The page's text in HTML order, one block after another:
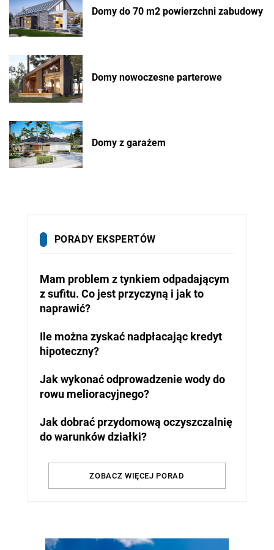
Domy do 70 m2 powierzchni zabudowy
Domy nowoczesne parterowe
Domy z garażem
PORADY EKSPERTÓW
Mam problem z tynkiem odpadającym
z sufitu. Co jest przyczyną i jak to
naprawić?
Ile można zyskać nadpłacając kredyt
hipoteczny?
Jak wykonać odprowadzenie wody do
rowu melioracyjnego?
Jak dobrać przydomową oczyszczalnię
do warunków działki?
ZOBACZ WIĘCEJ PORAD